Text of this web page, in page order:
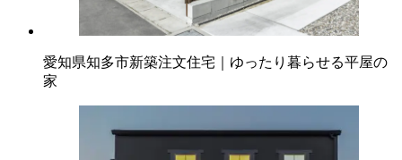
愛知県知多市新築注文住宅｜ゆったり暮らせる平屋の
家